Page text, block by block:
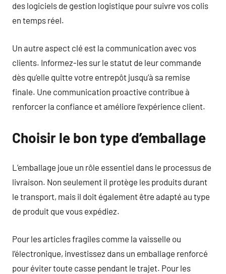
des logiciels de gestion logistique pour suivre vos colis
en temps réel.
Un autre aspect clé est la communication avec vos
clients. Informez-les sur le statut de leur commande
dès qu’elle quitte votre entrepôt jusqu’à sa remise
finale. Une communication proactive contribue à
renforcer la confiance et améliore l’expérience client.
Choisir le bon type d’emballage
L’emballage joue un rôle essentiel dans le processus de
livraison. Non seulement il protège les produits durant
le transport, mais il doit également être adapté au type
de produit que vous expédiez.
Pour les articles fragiles comme la vaisselle ou
l’électronique, investissez dans un emballage renforcé
pour éviter toute casse pendant le trajet. Pour les